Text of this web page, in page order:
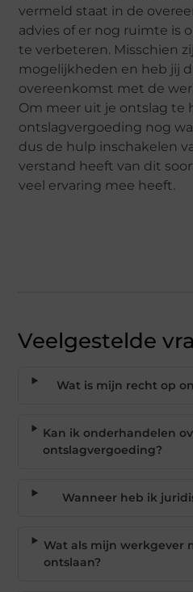
vermeld staat in de
advies of er nog ruimte is
te verbeteren. Misschien
mogelijkheden en heb jij
overeenkomst met de
Om meer uit je ontslag te
ontslagvergoeding nog
dus de hulp inschakelen
verstand heeft van dit
veel ervaring mee heeft.
Veelgestelde
Wat is mijn recht op
Kan ik onderhandelen
ontslagvergoeding?
Wanneer heb ik
Wat als mijn werkgever
ontslaan?